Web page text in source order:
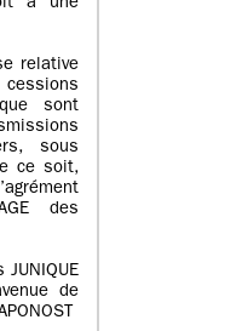
à une
relative
cessions
sont
sous
ce soit,
des
de